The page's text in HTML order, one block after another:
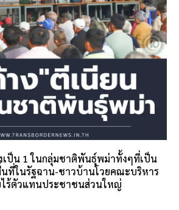
เป็น 1 ในกลุ่มชาติพันธุ์พม่าทั้งๆที่เป็น
ที่ในรัฐฉาน-ชาวบ้านโวยคณะบริหาร
ไร้ตัวแทนประชาชนส่วนใหญ่